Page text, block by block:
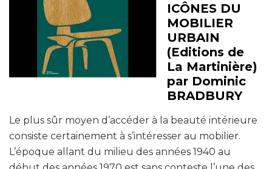
ICÔNES DU
MOBILIER
URBAIN
(Editions de
La Martinière)
par Dominic
BRADBURY
Le plus sûr moyen d’accéder à la beauté intérieure
consiste certainement à s’intéresser au mobilier.
L’époque allant du milieu des années 1940 au